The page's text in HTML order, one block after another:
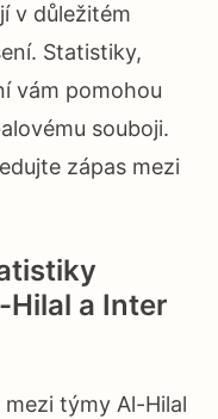
v důležitém
Statistiky,
vám pomohou
souboji.
zápas mezi
Hilal a Inter
týmy Al-Hilal